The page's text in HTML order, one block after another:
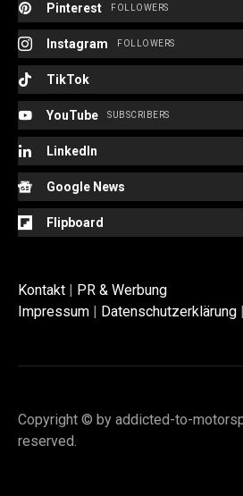
Pinterest FOLLOWERS
Instagram FOLLOWERS
TikTok
YouTube SUBSCRIBERS
LinkedIn
Google News
Flipboard
Kontakt
PR & Werbung
Impressum
Datenschutzerklärung
Copyright © by addicted-to-
reserved.